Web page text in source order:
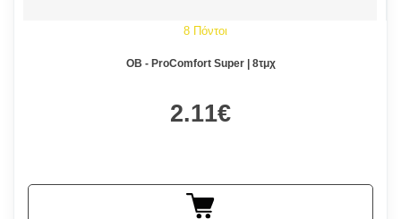
8 Πόντοι
OB - ProComfort Super | 8τμχ
2.11€